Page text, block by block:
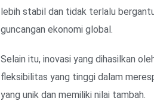
lebih stabil dan tidak terlalu
guncangan ekonomi global.
Selain itu, inovasi yang dihasilkan
fleksibilitas yang tinggi dalam
yang unik dan memiliki nilai tambah.